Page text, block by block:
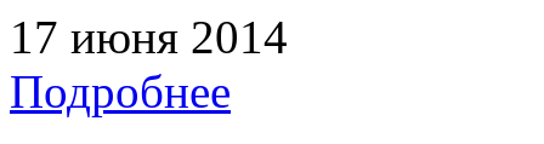
17 июня 2014
Подробнее